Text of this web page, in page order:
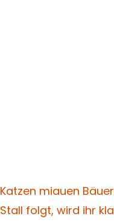
Katzen miauen
Stall folgt, wird ihr